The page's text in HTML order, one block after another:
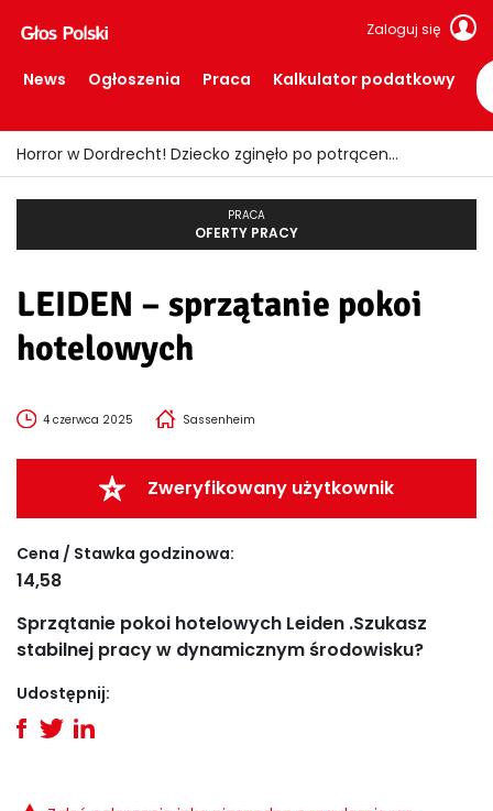
Zaloguj się
News Ogłoszenia Praca Kalkulator podatkowy
Horror w Dordrecht! Dziecko zginęło po potrąceniu przez busa
PRACA
OFERTY PRACY
LEIDEN – sprzątanie pokoi
hotelowych
4 czerwca 2025 Sassenheim
Zweryfikowany użytkownik
Cena / Stawka godzinowa:
14,58
Sprzątanie pokoi hotelowych Leiden .Szukasz
stabilnej pracy w dynamicznym środowisku?
Udostępnij: